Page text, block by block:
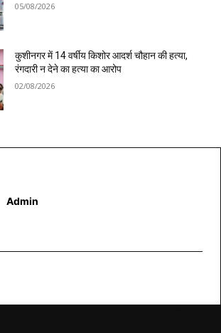
05/08/2026
कुशीनगर में 14 वर्षीय किशोर आदर्श चौहान की हत्या,
रंगदारी न देने का हत्या का आरोप
02/08/2026
Admin